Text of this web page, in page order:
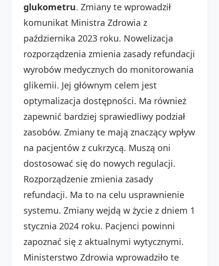
glukometru. Zmiany te wprowadził
komunikat Ministra Zdrowia z
października 2023 roku. Nowelizacja
rozporządzenia zmienia zasady refundacji
wyrobów medycznych do monitorowania
glikemii. Jej głównym celem jest
optymalizacja dostępności. Ma również
zapewnić bardziej sprawiedliwy podział
zasobów. Zmiany te mają znaczący wpływ
na pacjentów z cukrzycą. Muszą oni
dostosować się do nowych regulacji.
Rozporządzenie zmienia zasady
refundacji. Ma to na celu usprawnienie
systemu. Zmiany wejdą w życie z dniem 1
stycznia 2024 roku. Pacjenci powinni
zapoznać się z aktualnymi wytycznymi.
Ministerstwo Zdrowia wprowadziło te